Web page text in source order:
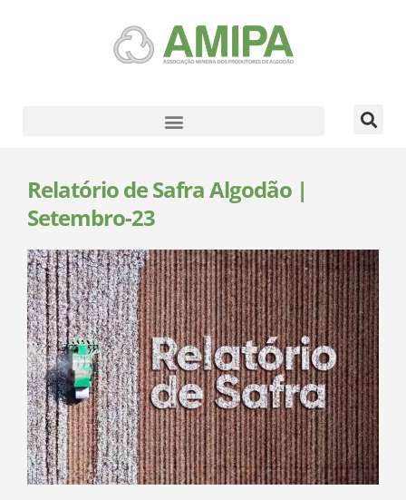
Relatório de Safra Algodão |
Setembro-23